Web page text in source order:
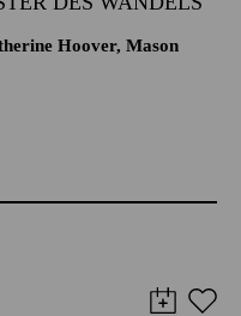
DES WANDELS"
Hoover, Mason